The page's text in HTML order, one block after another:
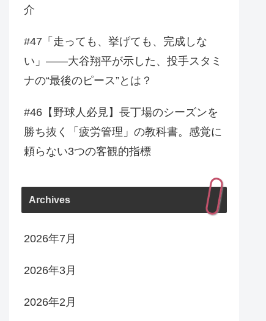
介
#47「走っても、挙げても、完成しな
い」——大谷翔平が示した、投手スタミ
ナの“最後のピース”とは？
#46【野球人必見】長丁場のシーズンを
勝ち抜く「疲労管理」の教科書。感覚に
頼らない3つの客観的指標
Archives
2026年7月
2026年3月
2026年2月